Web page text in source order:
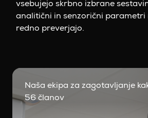
vsebujejo skrbno izbrane
analitični in senzorični parametri
redno preverjajo.
Naša ekipa za zagotavljanje
56 članov